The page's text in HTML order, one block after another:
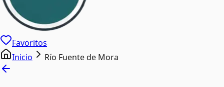
Favoritos
Inicio
Río Fuente de Mora